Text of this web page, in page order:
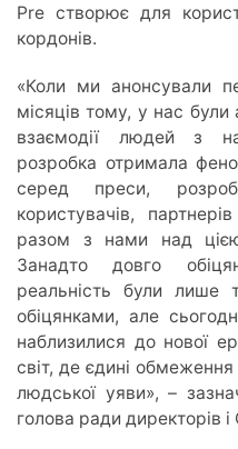
Pre створює для
кордонів.
«Коли ми анонсували
місяців тому, у нас були
взаємодії людей з
розробка отримала
серед преси,
користувачів,
разом з нами над
Занадто довго
реальність були лише
обіцянками, але
наблизилися до нової
світ, де єдині
людської уяви», –
голова ради директорів